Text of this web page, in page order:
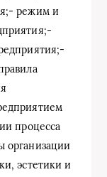
режим и
процесса
организации
эстетики и